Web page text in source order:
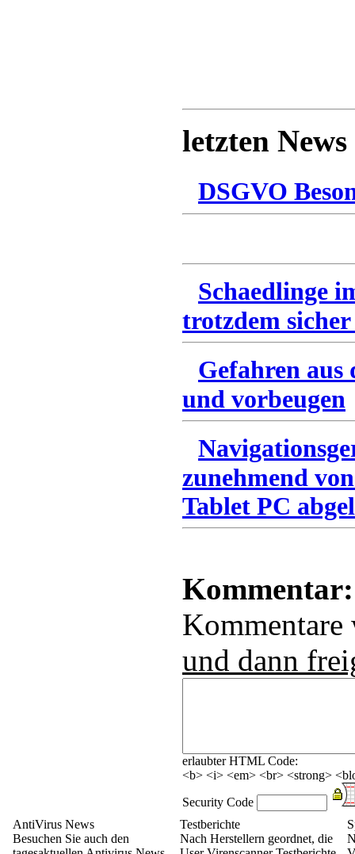
letzten News
DSGVO
Schaedlinge
trotzdem
Gefahren
und vorbeugen
zunehmend
Tablet PC
Kommentar:
und dann
erlaubter HTML Code:
<b> <i> <em> <br> <strong>
Security Code
AntiVirus News
Besuchen Sie auch den
Testberichte
Nach Herstellern geordnet, die